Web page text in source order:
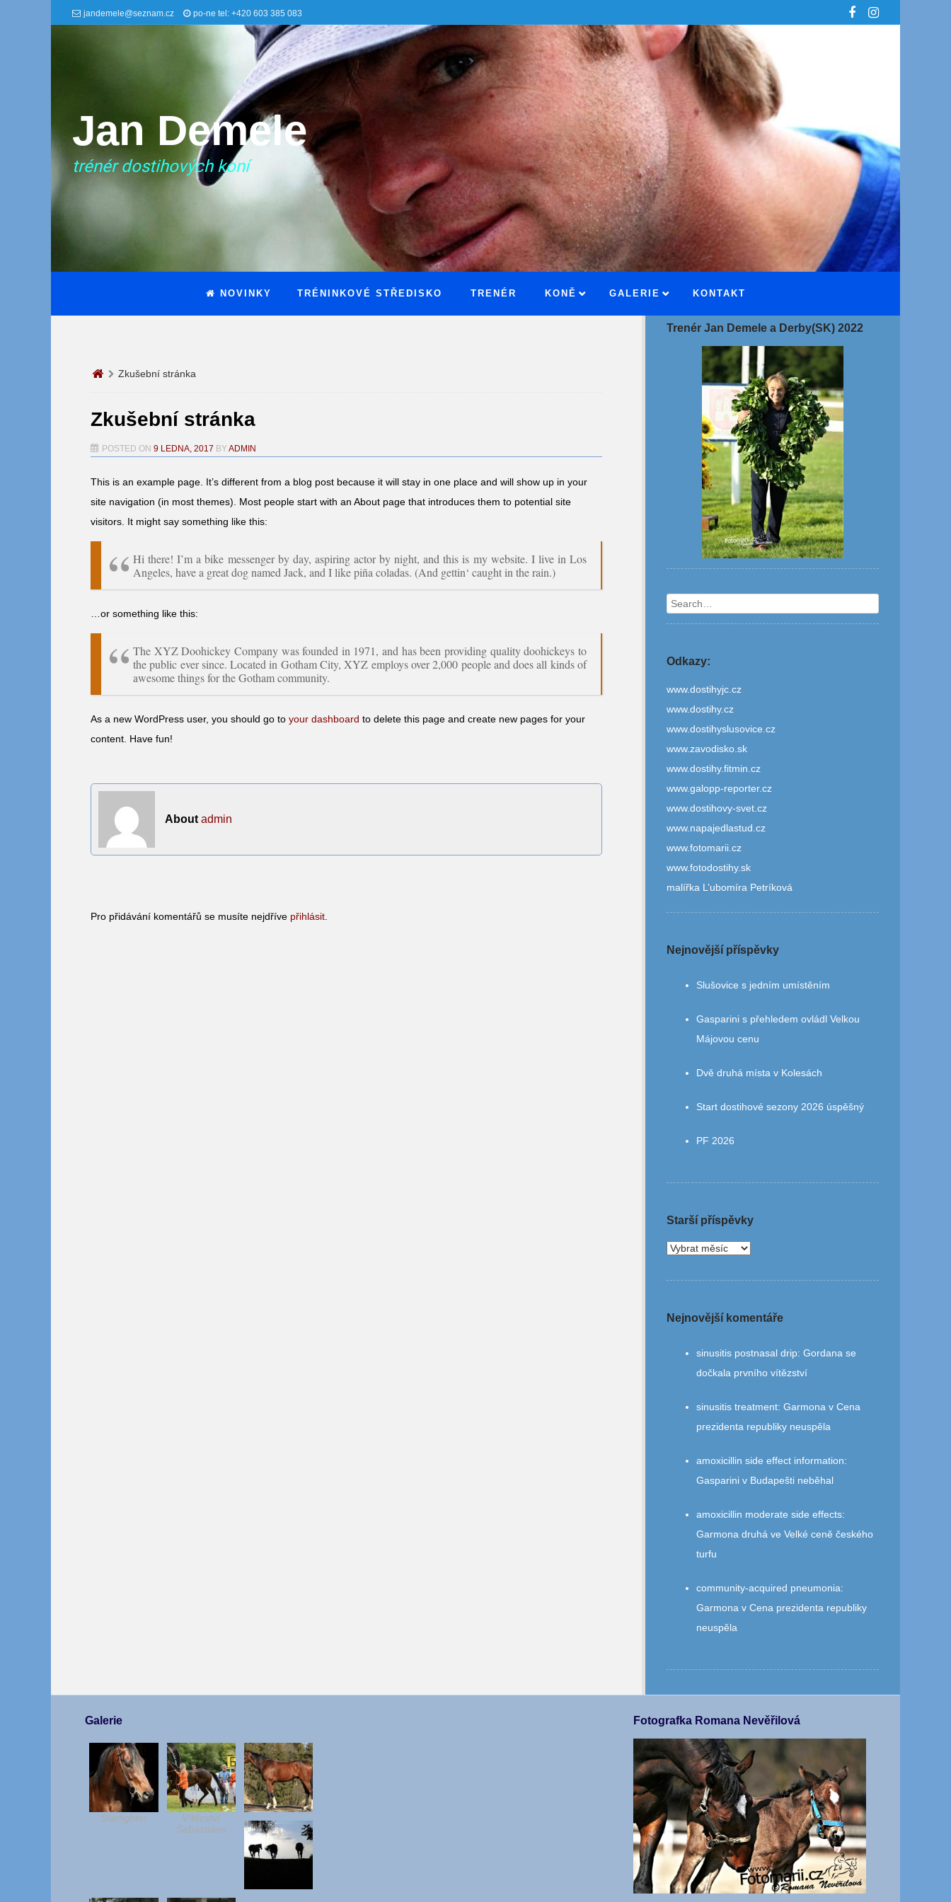
jandemele@seznam.cz po-ne tel: +420 603 385 083
Jan Demele
trénér dostihových koní
NOVINKY TRÉNINKOVÉ STŘEDISKO TRENÉR KONĚ GALERIE KONTAKT
Zkušební stránka
Zkušební stránka
POSTED ON 9 LEDNA, 2017 BYADMIN
This is an example page. It’s different from a blog post because it will stay in one place and will show up in your
site navigation (in most themes). Most people start with an About page that introduces them to potential site
visitors. It might say something like this:
Hi there! I’m a bike messenger by day, aspiring actor by night, and this is my website. I live in Los
Angeles, have a great dog named Jack, and I like piña coladas. (And gettin‘ caught in the rain.)
…or something like this:
The XYZ Doohickey Company was founded in 1971, and has been providing quality doohickeys to
the public ever since. Located in Gotham City, XYZ employs over 2,000 people and does all kinds of
awesome things for the Gotham community.
As a new WordPress user, you should go to your dashboard to delete this page and create new pages for your
content. Have fun!
About admin
Pro přidávání komentářů se musíte nejdříve přihlásit.
Trenér Jan Demele a Derby(SK) 2022
Search
Odkazy:
www.dostihyjc.cz
www.dostihy.cz
www.dostihyslusovice.cz
www.zavodisko.sk
www.dostihy.fitmin.cz
www.galopp-reporter.cz
www.dostihovy-svet.cz
www.napajedlastud.cz
www.fotomarii.cz
www.fotodostihy.sk
malířka L’ubomíra Petríková
Nejnovější příspěvky
Slušovice s jedním umístěním
Gasparini s přehledem ovládl Velkou
Májovou cenu
Dvě druhá místa v Kolesách
Start dostihové sezony 2026 úspěšný
PF 2026
Starší příspěvky
Nejnovější komentáře
sinusitis postnasal drip: Gordana se
dočkala prvního vítězství
sinusitis treatment: Garmona v Cena
prezidenta republiky neuspěla
amoxicillin side effect information:
Gasparini v Budapešti neběhal
amoxicillin moderate side effects:
Garmona druhá ve Velké ceně českého
turfu
community‑acquired pneumonia:
Garmona v Cena prezidenta republiky
neuspěla
Galerie
Starfighter
Vítězství
Sebastiano
Fotografka Romana Nevěřilová